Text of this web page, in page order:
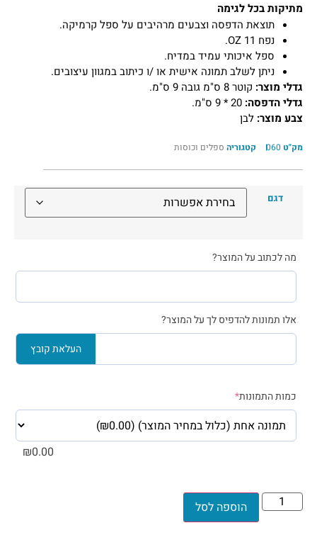
מתיקות בכל לגימה
תוצאת הדפסה וצבעים מרהיבים על ספל קרמיקה.
נפח 11 OZ.
ספל איכותי עמיד במדיח.
ניתן לשלב תמונה אישית או /ו כיתוב במגוון עיצובים.
גדלי מוצר: קוטר 8 ס"מ גובה 9 ס"מ.
גדלי הדפסה:
צבע מוצר: לבן
מק"ט 060 קטגוריה ספלים וכוסות
דגם
מה לכתוב על המוצר?
אלו תמונות להדפיס לך על המוצר?
העלאת קובץ
כמות התמונות*
₪0.00
הוספה לסל